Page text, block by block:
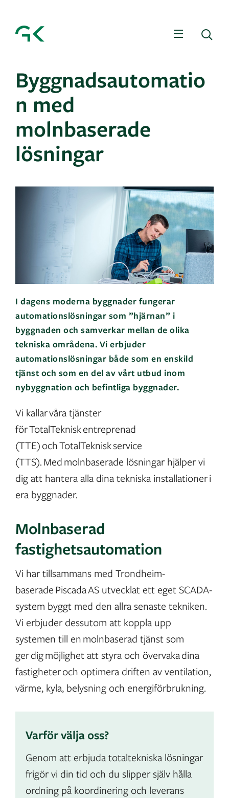
Meny
Byggnadsautomatio
n med
molnbaserade
lösningar
I dagens moderna byggnader fungerar
automationslösningar som ”hjärnan” i
byggnaden och samverkar mellan de olika
tekniska områdena. Vi erbjuder
automationslösningar både som en enskild
tjänst och som en del av vårt utbud inom
nybyggnation och befintliga byggnader.
Vi kallar våra tjänster
för TotalTeknisk entreprenad
(TTE) och TotalTeknisk service
(TTS). Med molnbaserade lösningar hjälper vi
dig att hantera alla dina tekniska installationer i
era byggnader.
Molnbaserad
fastighetsautomation
Vi har tillsammans med Trondheim-
baserade Piscada AS utvecklat ett eget SCADA-
system byggt med den allra senaste tekniken.
Vi erbjuder dessutom att koppla upp
systemen till en molnbaserad tjänst som
ger dig möjlighet att styra och övervaka dina
fastigheter och optimera driften av ventilation,
värme, kyla, belysning och energiförbrukning.
Varför välja oss?
Genom att erbjuda totaltekniska lösningar
frigör vi din tid och du slipper själv hålla
ordning på koordinering och leverans